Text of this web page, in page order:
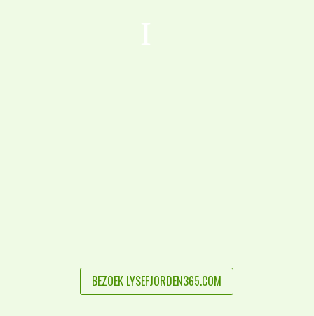
BEZOEK LYSEFJORDEN365.COM